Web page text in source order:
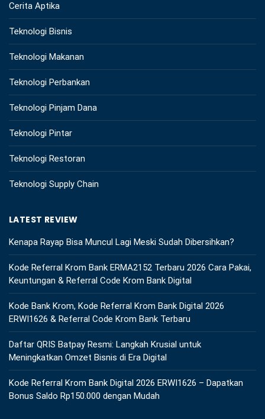
Cerita Aptika
Teknologi Bisnis
Teknologi Makanan
Teknologi Perbankan
Teknologi Pinjam Dana
Teknologi Pintar
Teknologi Restoran
Teknologi Supply Chain
LATEST REVIEW
Kenapa Rayap Bisa Muncul Lagi Meski Sudah Dibersihkan?
Kode Referral Krom Bank ERMA2152 Terbaru 2026 Cara Pakai,
Keuntungan & Referral Code Krom Bank Digital
Kode Bank Krom, Kode Referral Krom Bank Digital 2026
ERWI1626 & Referral Code Krom Bank Terbaru
Daftar QRIS Batpay Resmi: Langkah Krusial untuk
Meningkatkan Omzet Bisnis di Era Digital
Kode Referral Krom Bank Digital 2026 ERWI1626 – Dapatkan
Bonus Saldo Rp150.000 dengan Mudah